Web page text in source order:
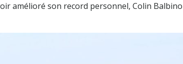
amélioré son record personnel, Colin